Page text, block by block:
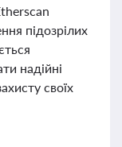
підозрілих
надійні
своїх